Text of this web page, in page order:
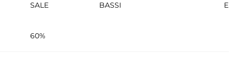
SALE
60%
BASSI